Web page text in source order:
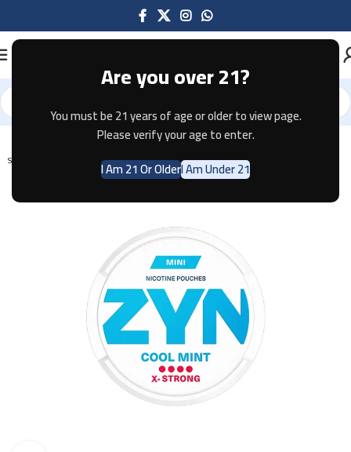
Are you over 21?
You must be 21 years of age or older to view page.
Please verify your age to enter.
I Am 21 Or OlderI Am Under 21
Home Pouches
SOLD OUT